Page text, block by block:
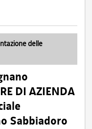
delle
DI AZIENDA
Sabbiadoro